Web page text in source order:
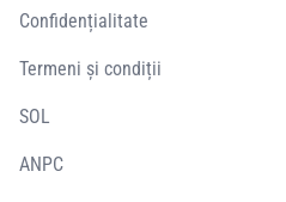
Confidențialitate
Termeni și condiții
SOL
ANPC